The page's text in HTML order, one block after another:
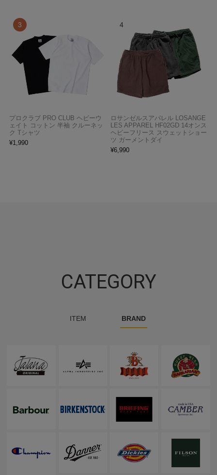
プロクラブ PRO CLUB ヘビーウ
ェイト コットン 半袖 クルーネッ
ク Tシャツ
¥1,990
ロサンゼルスアパレル LOSANGE
LES APPAREL HF02GD 14オンス
ヘビーフリース スウェットショー
ツ ガーメントダイ
¥6,990
CATEGORY
ITEM BRAND